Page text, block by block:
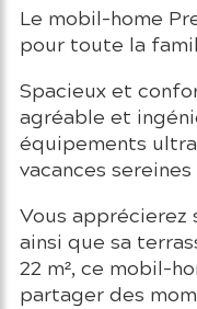
Le mobil-home
pour toute la
Spacieux et
agréable et
équipements
vacances
Vous apprécierez
ainsi que sa
22 m², ce mobil-
partager des